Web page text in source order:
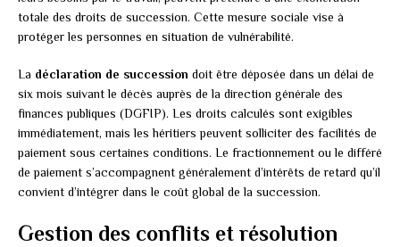
totale des droits de succession. Cette mesure sociale vise à
protéger les personnes en situation de vulnérabilité.
La déclaration de succession doit être déposée dans un délai de
six mois suivant le décès auprès de la direction générale des
finances publiques (DGFIP). Les droits calculés sont exigibles
immédiatement, mais les héritiers peuvent solliciter des facilités de
paiement sous certaines conditions. Le fractionnement ou le différé
de paiement s’accompagnent généralement d’intérêts de retard qu’il
convient d’intégrer dans le coût global de la succession.
Gestion des conflits et résolution